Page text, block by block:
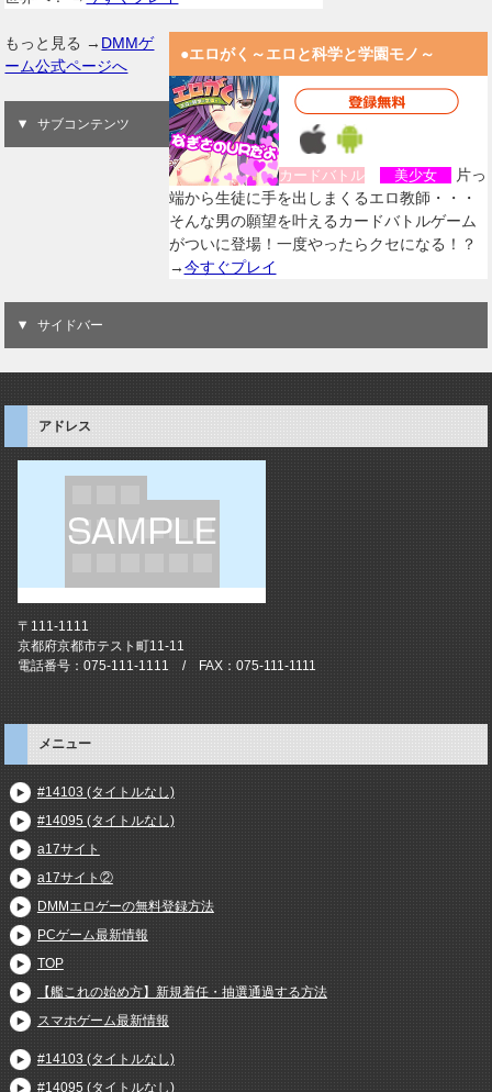
●エロがく～エロと科学と学園モノ～
カードバトル 美少女
片っ
端から生徒に手を出しまくるエロ教師・・・
そんな男の願望を叶えるカードバトルゲーム
がついに登場！一度やったらクセになる！？
→今すぐプレイ
もっと見る → DMMゲ
ーム公式ページへ
サブコンテンツ
サイドバー
アドレス
〒111-1111
京都府京都市テスト町11-11
電話番号：075-111-1111 / FAX：075-111-1111
メニュー
#14103 (タイトルなし)
#14095 (タイトルなし)
a17サイト
a17サイト②
DMMエロゲーの無料登録方法
PCゲーム最新情報
TOP
【艦これの始め方】新規着任・抽選通過する方法
スマホゲーム最新情報
#14103 (タイトルなし)
#14095 (タイトルなし)